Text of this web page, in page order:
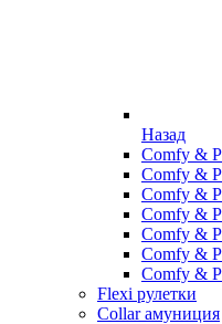
Назад
Comfy &
Comfy &
Comfy &
Comfy &
Comfy &
Comfy &
Comfy &
Flexi рулетки
Collar амуниция